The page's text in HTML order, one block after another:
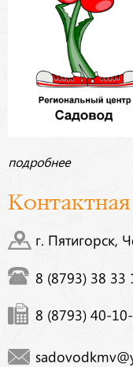
подробнее
г. Пятигорск,
8 (8793) 38 33
8 (8793) 40-10-